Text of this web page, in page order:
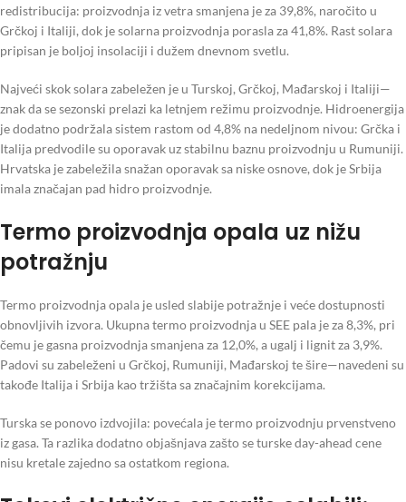
redistribucija: proizvodnja iz vetra smanjena je za 39,8%, naročito u
Grčkoj i Italiji, dok je solarna proizvodnja porasla za 41,8%. Rast solara
pripisan je boljoj insolaciji i dužem dnevnom svetlu.
Najveći skok solara zabeležen je u Turskoj, Grčkoj, Mađarskoj i Italiji—
znak da se sezonski prelazi ka letnjem režimu proizvodnje. Hidroenergija
je dodatno podržala sistem rastom od 4,8% na nedeljnom nivou: Grčka i
Italija predvodile su oporavak uz stabilnu baznu proizvodnju u Rumuniji.
Hrvatska je zabeležila snažan oporavak sa niske osnove, dok je Srbija
imala značajan pad hidro proizvodnje.
Termo proizvodnja opala uz nižu
potražnju
Termo proizvodnja opala je usled slabije potražnje i veće dostupnosti
obnovljivih izvora. Ukupna termo proizvodnja u SEE pala je za 8,3%, pri
čemu je gasna proizvodnja smanjena za 12,0%, a ugalj i lignit za 3,9%.
Padovi su zabeleženi u Grčkoj, Rumuniji, Mađarskoj te šire—navedeni su
takođe Italija i Srbija kao tržišta sa značajnim korekcijama.
Turska se ponovo izdvojila: povećala je termo proizvodnju prvenstveno
iz gasa. Ta razlika dodatno objašnjava zašto se turske day-ahead cene
nisu kretale zajedno sa ostatkom regiona.